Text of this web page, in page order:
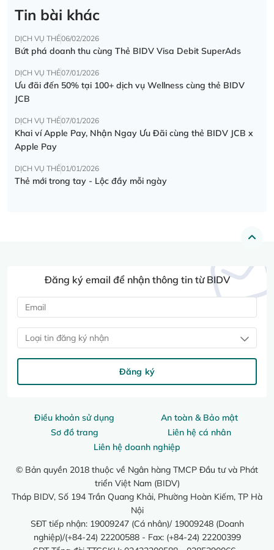
Tin bài khác
DỊCH VỤ THẺ06/02/2026
Bứt phá doanh thu cùng Thẻ BIDV Visa Debit SuperAds
DỊCH VỤ THẺ07/01/2026
Ưu đãi đến 50% tại 100+ dịch vụ Wellness cùng thẻ BIDV
JCB
DỊCH VỤ THẺ07/01/2026
Khai ví Apple Pay, Nhận Ngay Ưu Đãi cùng thẻ BIDV JCB x
Apple Pay
DỊCH VỤ THẺ01/01/2026
Thẻ mới trong tay - Lộc đầy mỗi ngày
Điều khoản sử dụng
An toàn & Bảo mật
Sơ đồ trang
Liên hệ cá nhân
Liên hệ doanh nghiệp
© Bản quyền 2018 thuộc về Ngân hàng TMCP Đầu tư và Phát
triển Việt Nam (BIDV)
Tháp BIDV, Số 194 Trần Quang Khải, Phường Hoàn Kiếm, TP Hà
Nội
SĐT tiếp nhận: 19009247 (Cá nhân)/ 19009248 (Doanh
nghiệp)/(+84-24) 22200588 - Fax: (+84-24) 22200399
Đăng ký email để nhận thông tin từ BIDV
Loại tin đăng ký nhận
Đăng ký